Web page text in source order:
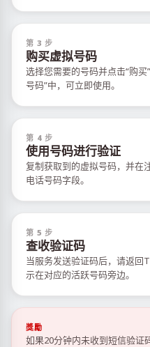
第 3 步
购买虚拟号码
选择您需要的号码并点击“购
号码”中，可立即使用。
第 4 步
使用号码进行验证
复制获取到的虚拟号码，并在
电话号码字段。
第 5 步
查收验证码
当服务发送验证码后，请返回
示在对应的活跃号码旁边。
獎勵
如果20分钟内未收到短信验